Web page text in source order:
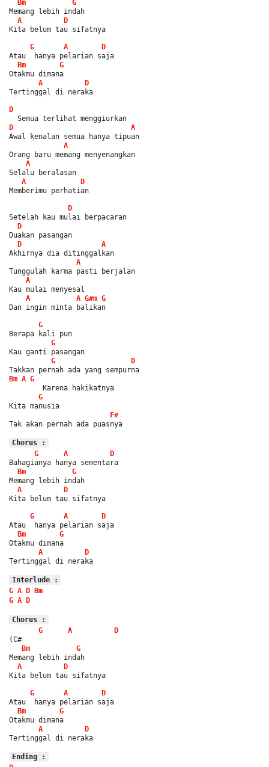
Bm
G
Memang lebih indah
A
D
Kita belum tau sifatnya
G A
D
Atau  hanya pelarian saja
Bm
G
Otakmu dimana
A
D
Tertinggal di neraka
D
  Semua terlihat menggiurkan
D
A
Awal kenalan semua hanya tipuan
A
Orang baru memang menyenangkan
A
Selalu beralasan
A
D
Memberimu perhatian
D
Setelah kau mulai berpacaran
D
Duakan pasangan
D
A
Akhirnya dia ditinggalkan
A
Tunggulah karma pasti berjalan
A
Kau mulai menyesal
A
A G#m G
Dan ingin minta balikan
G
Berapa kali pun
G
Kau ganti pasangan
G
D
Takkan pernah ada yang sempurna
Bm A G
        Karena hakikatnya
G
Kita manusia
F#
Tak akan pernah ada puasnya
Chorus :
G
A
D
Bahagianya hanya sementara
Bm
G
Memang lebih indah
A
D
Kita belum tau sifatnya
G A
D
Atau  hanya pelarian saja
Bm
G
Otakmu dimana
A
D
Tertinggal di neraka
Interlude :
G A D Bm
G A D
Chorus :
G
A
D
(C#
Bm
G
Memang lebih indah
A
D
Kita belum tau sifatnya
G A
D
Atau  hanya pelarian saja
Bm
G
Otakmu dimana
A
D
Tertinggal di neraka
Ending :